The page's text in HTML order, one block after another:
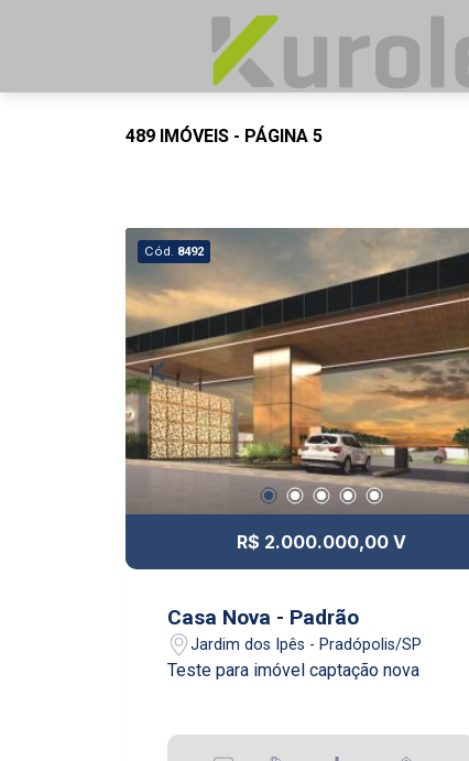
489 IMÓVEIS - PÁGINA 5
Cód. 8492
R$ 2.000.000,00 V
Casa Nova - Padrão
Jardim dos Ipês - Pradópolis/SP
Teste para imóvel captação nova